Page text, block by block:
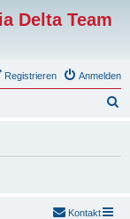
Delta Team
Anmelden
Registrieren
Kontakt